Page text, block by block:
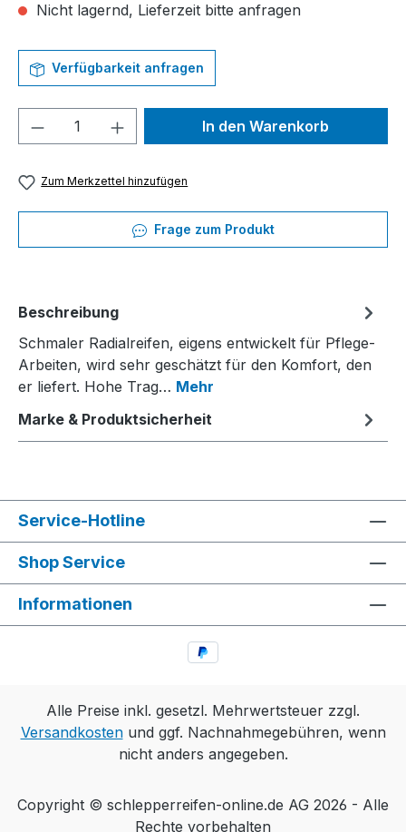
Nicht lagernd, Lieferzeit bitte anfragen
Verfügbarkeit anfragen
Produkt Anzahl: Gib denIn den Warenkorb
Zum Merkzettel hinzufügen
Frage zum Produkt
Beschreibung
Schmaler Radialreifen, eigens entwickelt für Pflege-
Arbeiten, wird sehr geschätzt für den Komfort, den
er liefert. Hohe Trag… Mehr
Marke & Produktsicherheit
Service-Hotline
Shop Service
Informationen
Alle Preise inkl. gesetzl. Mehrwertsteuer zzgl.
Versandkostenund ggf. Nachnahmegebühren, wenn
nicht anders angegeben.
Copyright © schlepperreifen-online.de AG 2026 - Alle
Rechte vorbehalten